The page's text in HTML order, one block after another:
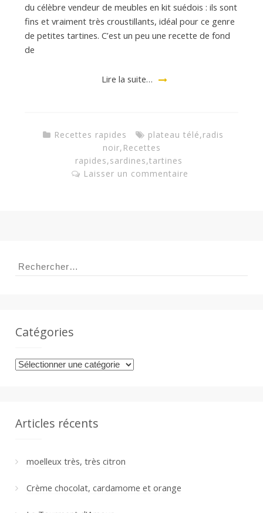
du célèbre vendeur de meubles en kit suédois : ils sont
fins et vraiment très croustillants, idéal pour ce genre
de petites tartines. C’est un peu une recette de fond
de
Lire la suite…
Recettes rapides plateau télé,radis
noir, Recettes
rapides,sardines,tartines
Laisser un commentaire
Rechercher :
Catégories
Catégories
Articles récents
moelleux très, très citron
Crème chocolat, cardamome et orange